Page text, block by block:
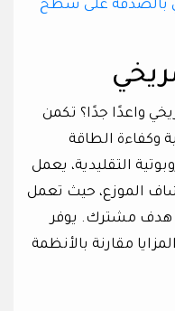
بالصدفة على سطح
واعدًا جدًا؟ تكمن
وكفاءة الطاقة
التقليدية، يعمل
الموزع، حيث تعمل
هدف مشترك. يوفر
مقارنة بالأنظمة